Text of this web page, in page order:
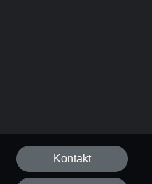
Kontakt